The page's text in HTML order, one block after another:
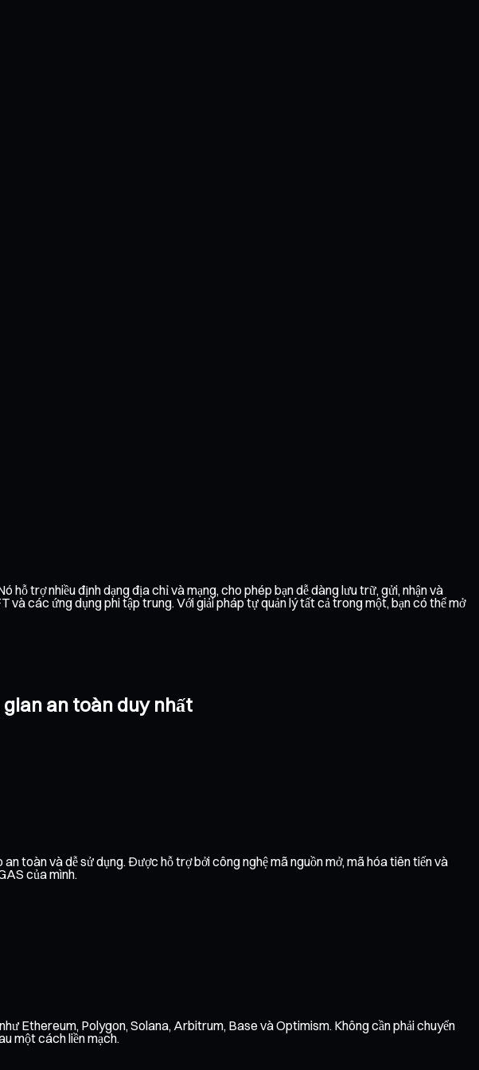
trợ nhiều định dạng địa chỉ và mạng, cho phép bạn dễ dàng lưu trữ, gửi, nhận và
các ứng dụng phi tập trung. Với giải pháp tự quản lý tất cả trong một, bạn có thể mở
gian an toàn duy nhất
toàn và dễ sử dụng. Được hỗ trợ bởi công nghệ mã nguồn mở, mã hóa tiên tiến và
của mình.
Ethereum, Polygon, Solana, Arbitrum, Base và Optimism. Không cần phải chuyển
một cách liền mạch.